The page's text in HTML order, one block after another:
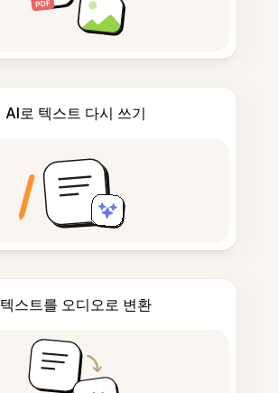
AI로 텍스트 다시 쓰기
텍스트를 오디오로 변환